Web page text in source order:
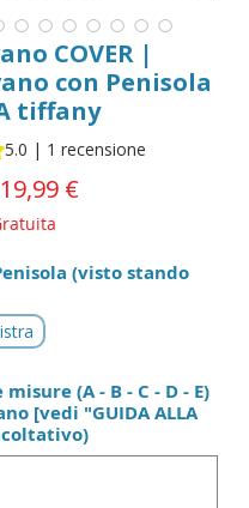
COVER |
con Penisola
tiffany
1 recensione, la
5.0 | 1 recensione
€
(visto stando
(A - B - C - D - E)
[vedi "GUIDA ALLA